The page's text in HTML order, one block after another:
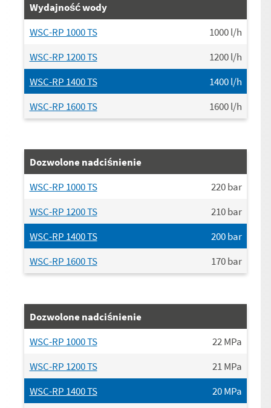
Wydajność wody
WSC-RP 1000 TS
1000l/h
WSC-RP 1200 TS
1200l/h
WSC-RP 1400 TS
1400l/h
WSC-RP 1600 TS
1600l/h
Dozwolone nadciśnienie
WSC-RP 1000 TS
220bar
WSC-RP 1200 TS
210bar
WSC-RP 1400 TS
200bar
WSC-RP 1600 TS
170bar
Dozwolone nadciśnienie
WSC-RP 1000 TS
22MPa
WSC-RP 1200 TS
21MPa
WSC-RP 1400 TS
20MPa